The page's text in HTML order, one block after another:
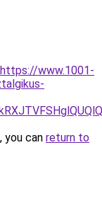
https://www.1001-
you can return to